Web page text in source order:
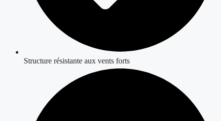
Structure résistante aux vents forts